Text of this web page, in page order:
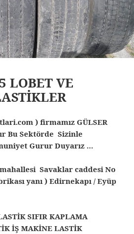
LOBET VE
) firmamız GÜLSER
Bu Sektörde Sizinle
Gurur Duyarız …
Savaklar caddesi No
yanı ) Edirnekapı / Eyüp
SIFIR KAPLAMA
İŞ MAKİNE LASTİK